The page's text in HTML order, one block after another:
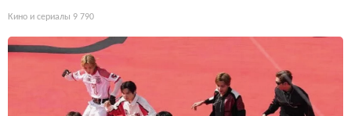
Кино и сериалы 9 790